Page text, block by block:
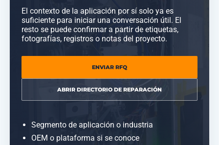
El contexto de la aplicación por sí solo ya es
suficiente para iniciar una conversación útil. El
resto se puede confirmar a partir de etiquetas,
fotografías, registros o notas del proyecto.
ENVIAR RFQ
ABRIR DIRECTORIO DE REPARACIÓN
Segmento de aplicación o industria
OEM o plataforma si se conoce